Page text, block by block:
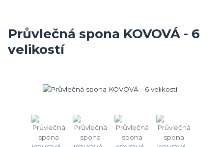
Průvlečná spona KOVOVÁ - 6
velikostí